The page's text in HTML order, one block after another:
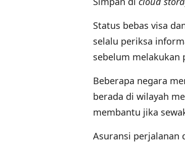
Status bebas visa
selalu periksa
sebelum melakukan
Beberapa negara
berada di wilayah
membantu jika
Asuransi perjalanan